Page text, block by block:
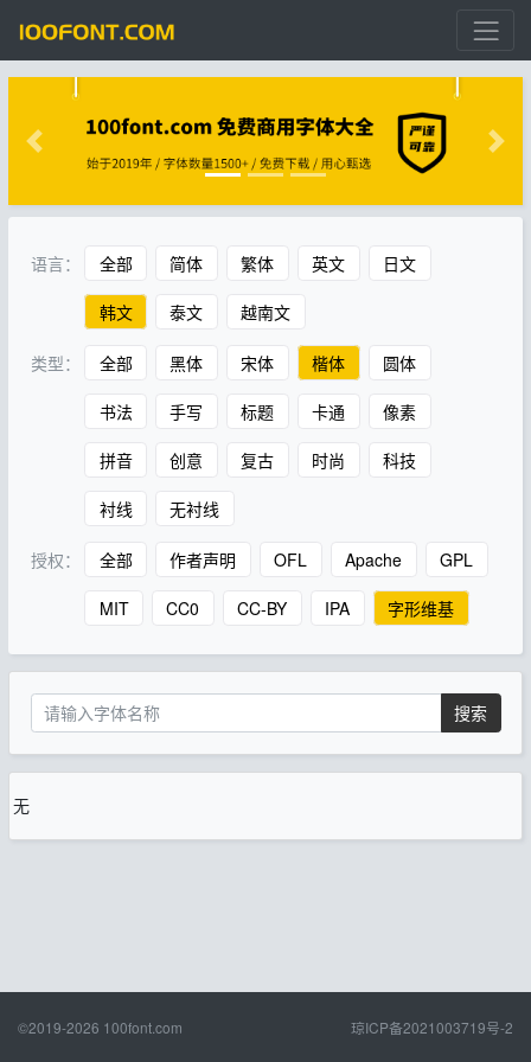
语言： 全部 简体 繁体 英文 日文
韩文 泰文 越南文
类型： 全部 黑体 宋体 楷体 圆体
书法 手写 标题 卡通 像素
拼音 创意 复古 时尚 科技
衬线 无衬线
授权： 全部 作者声明 OFL Apache GPL
MIT CC0 CC-BY IPA 字形维基
搜索
无
©2019-2026 100font.com 琼ICP备2021003719号-2